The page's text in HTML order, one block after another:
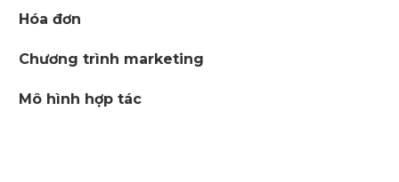
Hóa đơn
Chương trình marketing
Mô hình hợp tác